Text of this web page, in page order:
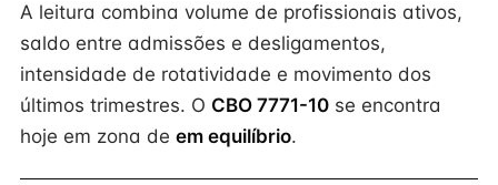
A leitura combina volume de profissionais ativos,
saldo entre admissões e desligamentos,
intensidade de rotatividade e movimento dos
últimos trimestres. O CBO 7771-10 se encontra
hoje em zona de em equilíbrio.